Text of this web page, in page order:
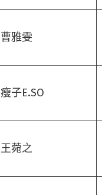
曹雅雯
瘦子E.SO
王菀之